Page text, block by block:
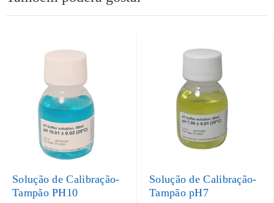
Solução de Calibração-
Tampão PH10
Solução de Calibração-
Tampão pH7